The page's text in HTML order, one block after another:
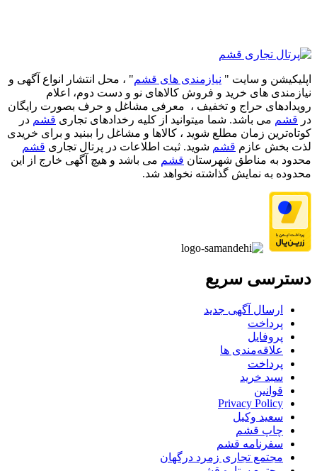
اپلیکیشن و سایت " نیازمندی های قشم" ، محل انتشار انواع آگهی و
نیازمندی های خرید و فروش کالاهای نو و دست‌ دوم، اعلام
رویدادهای حراج و تخفیف ، معرفی مشاغل و حرف بصورت رایگان
در قشم می باشد. شما میتوانید از کلیه رخدادهای تجاری قشم در
کوتاه‌ترین زمان مطلع شوید ، کالاها و مشاغل را ببنید و برای خریدی
لذت بخش عازم قشم شوید. ثبت اطلاعات در پرتال تجاری قشم
محدود به مناطق شهرستان قشم می باشد و هیچ آگهی خارج از این
محدوده به نمایش گذاشته نخواهد شد.
دسترسی سریع
ارسال آگهی جدید
پرداخت
پروفایل
علاقه‌مندی ها
پرداخت
سبد خرید
قوانین
Privacy Policy
سعید وکیل
چاپ قشم
سفرنامه قشم
مجتمع تجاری زمرد درگهان